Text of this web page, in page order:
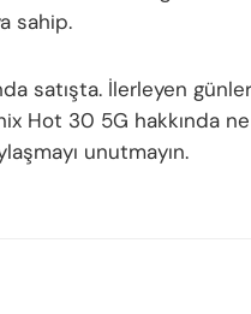
sahip.
satışta. İlerleyen
Hot 30 5G hakkında ne
unutmayın.